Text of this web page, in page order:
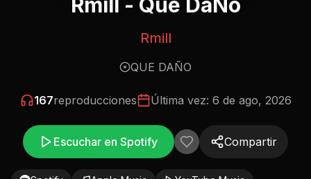
Rmill
QUE DAÑO
167reproducciones Última vez: 6 de ago, 2026
Escuchar en Spotify Compartir